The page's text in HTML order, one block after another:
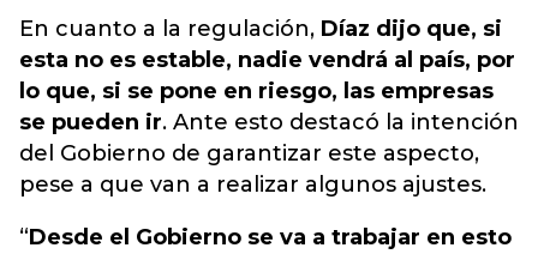
En cuanto a la regulación, Díaz dijo que, si
esta no es estable, nadie vendrá al país, por
lo que, si se pone en riesgo, las empresas
se pueden ir. Ante esto destacó la intención
del Gobierno de garantizar este aspecto,
pese a que van a realizar algunos ajustes.
“Desde el Gobierno se va a trabajar en esto